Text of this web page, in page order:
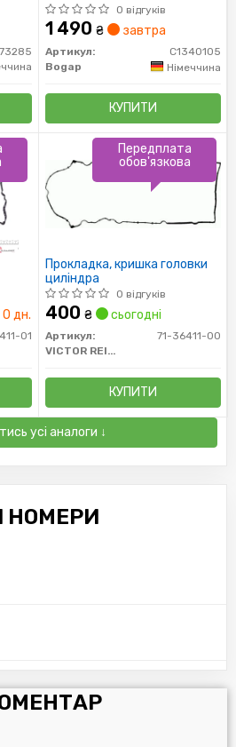
0 відгуків
1 490 ₴ завтра
Артикул:
C1340105
Bogap
Німеччина
КУПИТИ
0 дн.
01
Прокладка, кришка головки
циліндра
0 відгуків
400 ₴ сьогодні
Артикул:
71-36411-00
VICTOR REINZ
КУПИТИ
Передплата
обов'язкова
усі аналоги ↓
НОМЕРИ